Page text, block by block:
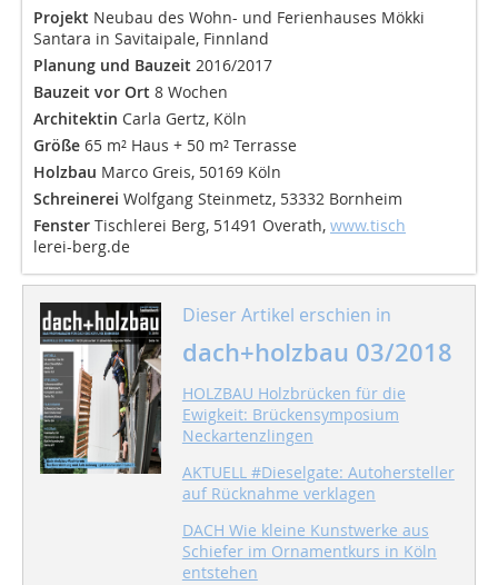
Projekt Neubau des Wohn- und Ferienhauses Mökki
Santara in Savitaipale, Finnland
Planung und Bauzeit 2016/2017
Bauzeit vor Ort 8 Wochen
Architektin Carla Gertz, Köln
Größe 65 m² Haus + 50 m² Terrasse
Holzbau Marco Greis, 50169 Köln
Schreinerei Wolfgang Steinmetz, 53332 Bornheim
Fenster Tischlerei Berg, 51491 Overath, www.tisch
lerei-berg.de
Dieser Artikel erschien in
dach+holzbau 03/2018
HOLZBAU Holzbrücken für die
Ewigkeit: Brückensymposium
Neckartenzlingen
AKTUELL #Dieselgate: Autohersteller
auf Rücknahme verklagen
DACH Wie kleine Kunstwerke aus
Schiefer im Ornamentkurs in Köln
entstehen